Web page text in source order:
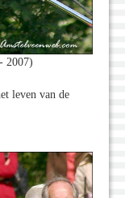
2007)
leven van de